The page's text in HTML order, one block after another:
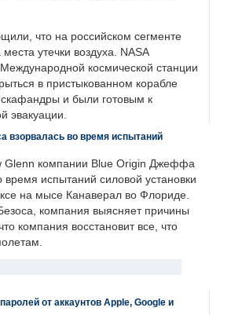
что на российском сегменте
утечки воздуха. NASA
космической станции
в пристыкованном корабле
и были готовым к
эвакуации.
взорвалась во время испытаний
Glenn компании Blue Origin Джеффа
время испытаний силовой установки
на мысе Канаверал во Флориде.
компания выясняет причины
компания восстановит все, что
от аккаунтов Apple, Google и